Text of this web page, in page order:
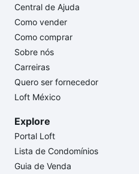
Central de Ajuda
Como vender
Como comprar
Sobre nós
Carreiras
Quero ser fornecedor
Loft México
Explore
Portal Loft
Lista de Condomínios
Guia de Venda